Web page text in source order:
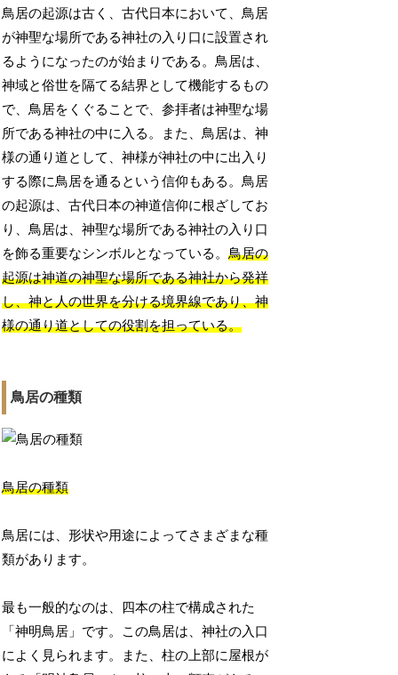
鳥居の起源は古く、古代日本において、鳥居
が神聖な場所である神社の入り口に設置され
るようになったのが始まりである。鳥居は、
神域と俗世を隔てる結界として機能するもの
で、鳥居をくぐることで、参拝者は神聖な場
所である神社の中に入る。また、鳥居は、神
様の通り道として、神様が神社の中に出入り
する際に鳥居を通るという信仰もある。鳥居
の起源は、古代日本の神道信仰に根ざしてお
り、鳥居は、神聖な場所である神社の入り口
を飾る重要なシンボルとなっている。鳥居の
起源は神道の神聖な場所である神社から発祥
し、神と人の世界を分ける境界線であり、神
様の通り道としての役割を担っている。
鳥居の種類
鳥居の種類
鳥居には、形状や用途によってさまざまな種
類があります。
最も一般的なのは、四本の柱で構成された
「神明鳥居」です。この鳥居は、神社の入口
によく見られます。また、柱の上部に屋根が